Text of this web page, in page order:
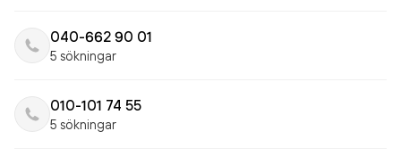
040-662 90 01
5 sökningar
010-101 74 55
5 sökningar